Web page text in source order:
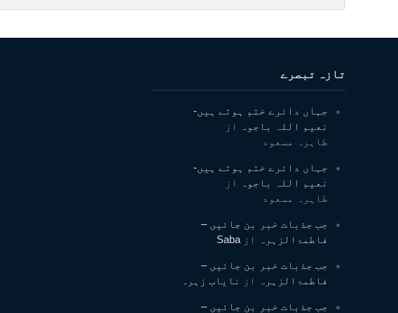
تازہ تبصرے
جہاں دائرے ختم ہوتے ہیں-
نعیم اللہ باجوہ
از
طاہرہ مسعود
جہاں دائرے ختم ہوتے ہیں-
نعیم اللہ باجوہ
از
طاہرہ مسعود
جب جذبات خبر بن جائیں –
فاطمۃالزہرہ
ازSaba
جب جذبات خبر بن جائیں –
فاطمۃالزہرہ
از نایاب زہرہ
جب جذبات خبر بن جائیں –